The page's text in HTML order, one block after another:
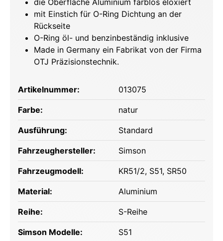
die Oberfläche Aluminium farblos eloxiert
mit Einstich für O-Ring Dichtung an der
Rückseite
O-Ring öl- und benzinbeständig inklusive
Made in Germany ein Fabrikat von der Firma
OTJ Präzisionstechnik.
Artikelnummer: 013075
Farbe: natur
Ausführung: Standard
Fahrzeughersteller: Simson
Fahrzeugmodell: KR51/2, S51, SR50
Material: Aluminium
Reihe: S-Reihe
Simson Modelle: S51